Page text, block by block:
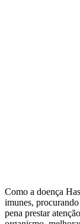
Como a doença
imunes,
pena prestar